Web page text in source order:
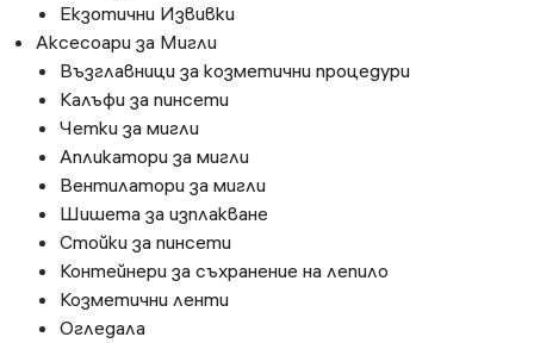
Екзотични Извивки
Аксесоари за Мигли
Възглавници за козметични процедури
Калъфи за пинсети
Четки за мигли
Апликатори за мигли
Вентилатори за мигли
Шишета за изплакване
Стойки за пинсети
Контейнери за съхранение на лепило
Козметични ленти
Огледала